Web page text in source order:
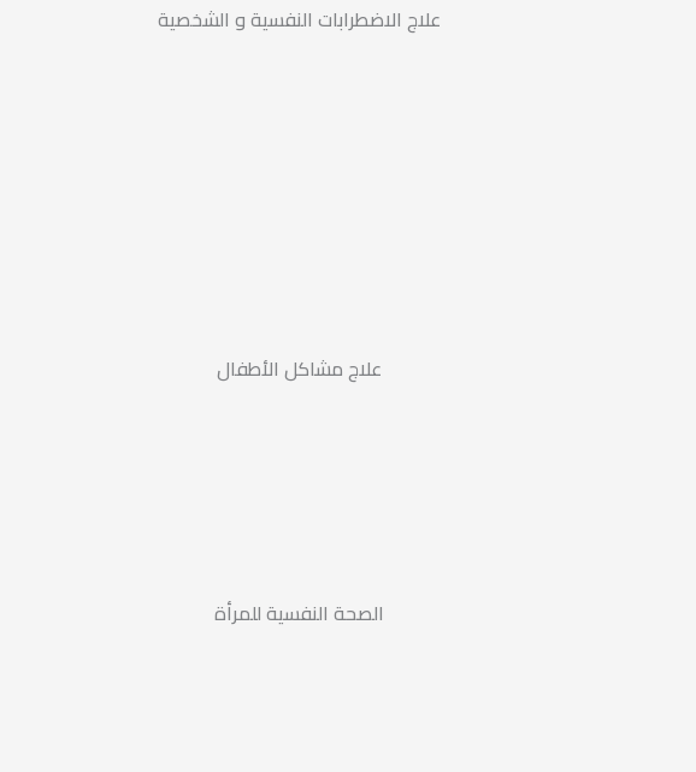
علاج الاضطرابات النفسية و الشخصية
علاج مشاكل الأطفال
الصحة النفسية للمرأة